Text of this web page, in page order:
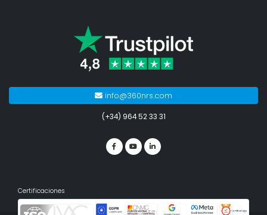
info@360nrs.com
(+34) 964 52 33 31
Certificaciones